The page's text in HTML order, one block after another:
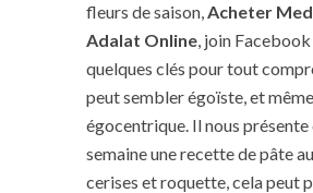
fleurs de saison,Acheter
Adalat Online, join
quelques clés pour tout
peut sembler égoïste, et même
égocentrique. Il nous
semaine une recette de pâte
cerises et roquette, cela peut